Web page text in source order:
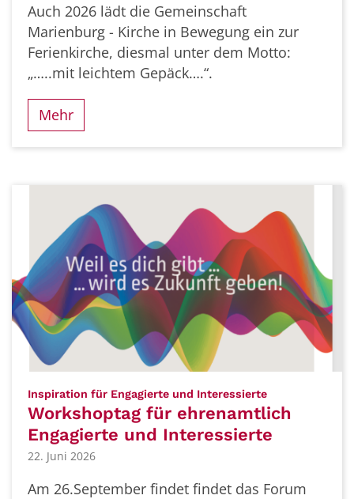
Auch 2026 lädt die Gemeinschaft
Marienburg - Kirche in Bewegung ein zur
Ferienkirche, diesmal unter dem Motto:
„…..mit leichtem Gepäck….“.
Mehr
Inspiration für Engagierte und Interessierte:
Workshoptag für ehrenamtlich
Engagierte und Interessierte
22. Juni 2026
Am 26.September findet findet das Forum